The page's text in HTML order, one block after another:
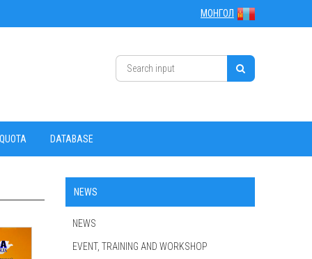
МОНГОЛ
DATABASE
NEWS
NEWS
EVENT, TRAINING AND WORKSHOP